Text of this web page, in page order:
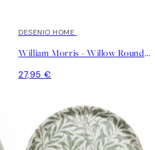
DESENIO HOME
William Morris - Willow Round Tablett
27,95 €